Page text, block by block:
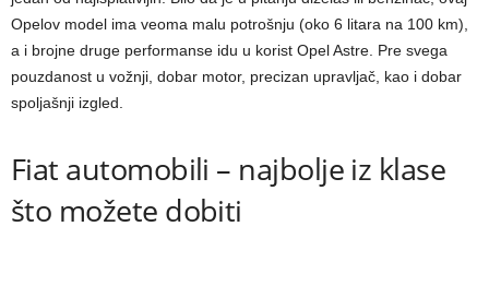
Opelov model ima veoma malu potrošnju (oko 6 litara na 100 km),
a i brojne druge performanse idu u korist Opel Astre. Pre svega
pouzdanost u vožnji, dobar motor, precizan upravljač, kao i dobar
spoljašnji izgled.
Fiat automobili – najbolje iz klase
što možete dobiti